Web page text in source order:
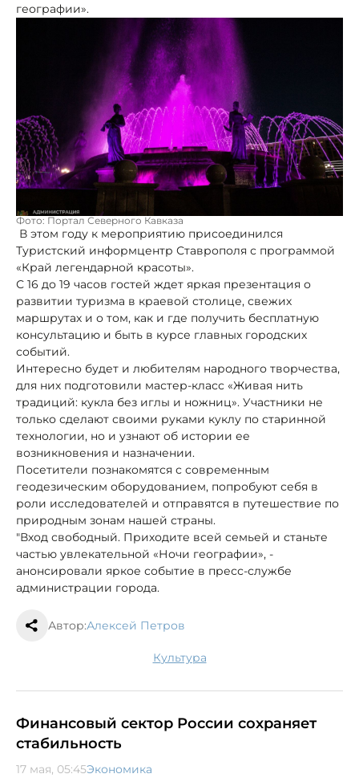
географии».
Фото: Портал Северного Кавказа
В этом году к мероприятию присоединился
Туристский информцентр Ставрополя с программой
«Край легендарной красоты».
С 16 до 19 часов гостей ждет яркая презентация о
развитии туризма в краевой столице, свежих
маршрутах и о том, как и где получить бесплатную
консультацию и быть в курсе главных городских
событий.
Интересно будет и любителям народного творчества,
для них подготовили мастер-класс «Живая нить
традиций: кукла без иглы и ножниц». Участники не
только сделают своими руками куклу по старинной
технологии, но и узнают об истории ее
возникновения и назначении.
Посетители познакомятся с современным
геодезическим оборудованием, попробуют себя в
роли исследователей и отправятся в путешествие по
природным зонам нашей страны.
"Вход свободный. Приходите всей семьей и станьте
частью увлекательной «Ночи географии», -
анонсировали яркое событие в пресс-службе
администрации города.
Автор:Алексей Петров
культура
Финансовый сектор России сохраняет
стабильность
17 мая, 05:45Экономика